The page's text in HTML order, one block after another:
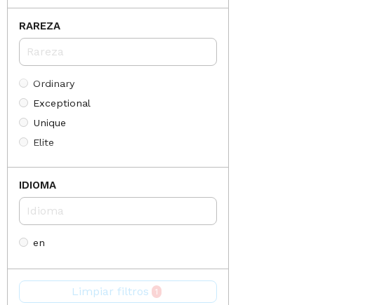
Gothic
(450)
Promotional
RAREZA
Ordinary
Exceptional
Unique
Elite
Token
None
IDIOMA
en
Limpiar filtros 1